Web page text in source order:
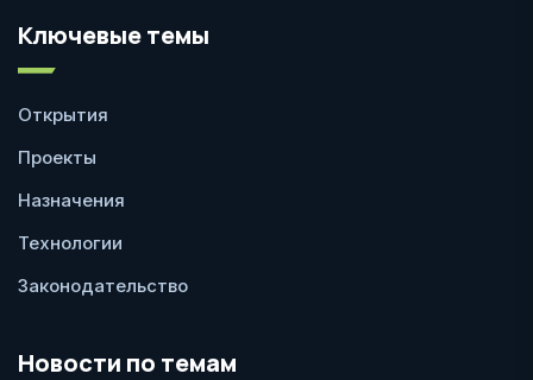
Ключевые темы
Открытия
Проекты
Назначения
Технологии
Законодательство
Новости по темам